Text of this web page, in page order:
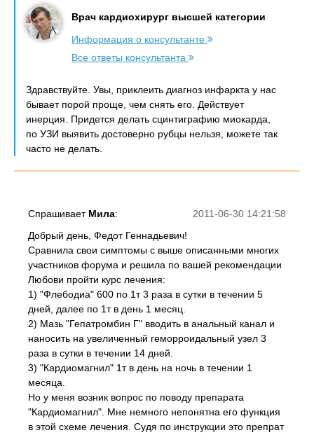
Врач кардиохирург высшей категории
Информация о консультанте
Все ответы консультанта
Здравствуйте. Увы, приклеить диагноз инфаркта у нас
бывает порой проще, чем снять его. Действует
инерция. Придется делать сцинтиграфию миокарда,
по УЗИ выявить достоверно рубцы нельзя, можете так
часто не делать.
2011-06-30 14:21:58
Спрашивает Мила:
Добрый день, Федот Геннадьевич!
Сравнила свои симптомы с выше описанными многих
участников форума и решила по вашей рекомендации
Любови пройти курс лечения:
1) "Флебодиа" 600 по 1т 3 раза в сутки в течении 5
дней, далее по 1т в день 1 месяц.
2) Мазь "Гепатромбин Г" вводить в анальный канал и
наносить на увеличенный геморроидальный узел 3
раза в сутки в течении 14 дней.
3) "Кардиомагнил" 1т в день на ночь в течении 1
месяца.
Но у меня возник вопрос по поводу препарата
"Кардиомагнил". Мне немного непонятна его функция
в этой схеме лечения. Судя по инструкции это препрат